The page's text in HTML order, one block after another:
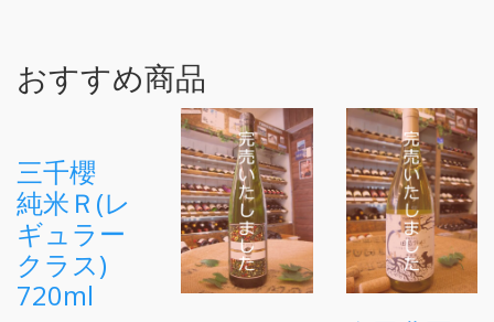
おすすめ商品
三千櫻
純米Ｒ(レ
ギュラー
クラス)
720ml